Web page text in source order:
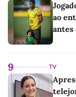
ao
antes
9 TV